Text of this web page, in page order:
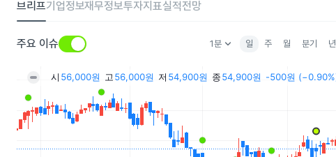
브리프기업정보재무정보투자지표실적전망
주요 이슈 1분keyboard_arrow_down 일 주 월 분기 년